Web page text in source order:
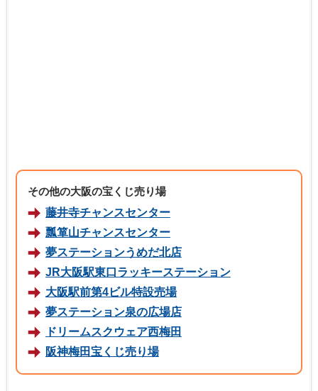
その他の大阪の宝くじ売り場
藤井寺チャンスセンター
瓢箪山チャンスセンター
夢ステーションうめだ北店
JR大阪駅東口ラッキーステーション
大阪駅前第4ビル特設売場
夢ステーション泉の広場店
ドリームスクウェア西梅田
阪神梅田宝くじ売り場